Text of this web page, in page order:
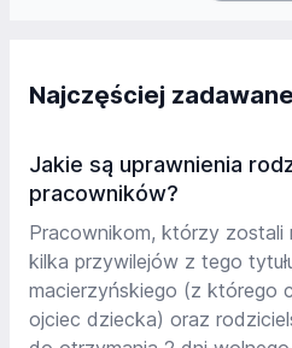
Najczęściej
Jakie są uprawnienia
pracowników?
Pracownikom, którzy zostali
kilka przywilejów z tego
macierzyńskiego (z którego
ojciec dziecka) oraz